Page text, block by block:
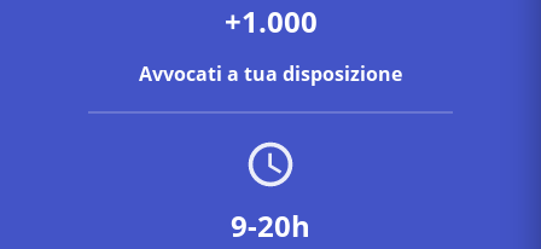
+1.000
Avvocati a tua disposizione
9-20h